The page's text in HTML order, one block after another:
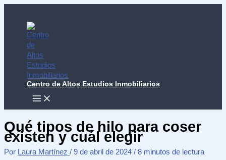
contenido
Centro de Altos Estudios Inmobiliarios
MAIN
MENU
Qué tipos de hilo para coser
existen y cuál elegir
Por Laura Martínez / 9 de abril de 2024 / 8 minutos de lectura